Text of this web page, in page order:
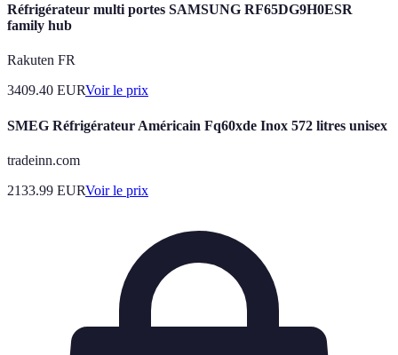
Réfrigérateur multi portes SAMSUNG RF65DG9H0ESR
family hub
Rakuten FR
3409.40 EURVoir le prix
SMEG Réfrigérateur Américain Fq60xde Inox 572 litres unisex
tradeinn.com
2133.99 EURVoir le prix